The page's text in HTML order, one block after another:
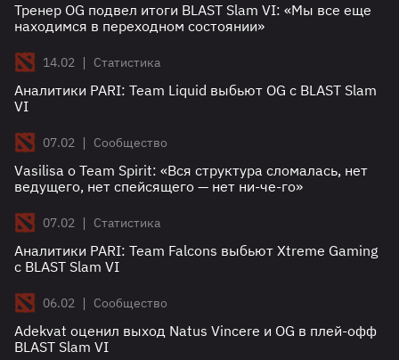
Тренер OG подвел итоги BLAST Slam VI: «Мы все еще
находимся в переходном состоянии»
14.02 | Статистика
Аналитики PARI: Team Liquid выбьют OG с BLAST Slam
VI
07.02 | Сообщество
Vasilisa о Team Spirit: «Вся структура сломалась, нет
ведущего, нет спейсящего — нет ни-че-го»
07.02 | Статистика
Аналитики PARI: Team Falcons выбьют Xtreme Gaming
с BLAST Slam VI
06.02 | Сообщество
Adekvat оценил выход Natus Vincere и OG в плей-офф
BLAST Slam VI